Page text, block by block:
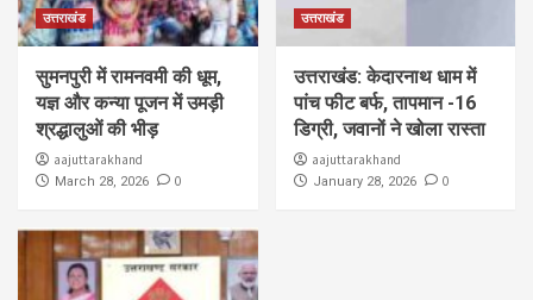
उत्तराखंड
सुमनपुरी में रामनवमी की धूम,
यज्ञ और कन्या पूजन में उमड़ी
श्रद्धालुओं की भीड़
aajuttarakhand
March 28, 2026 0
उत्तराखंड
उत्तराखंड: केदारनाथ धाम में
पांच फीट बर्फ, तापमान -16
डिग्री, जवानों ने खोला रास्ता
aajuttarakhand
January 28, 2026 0